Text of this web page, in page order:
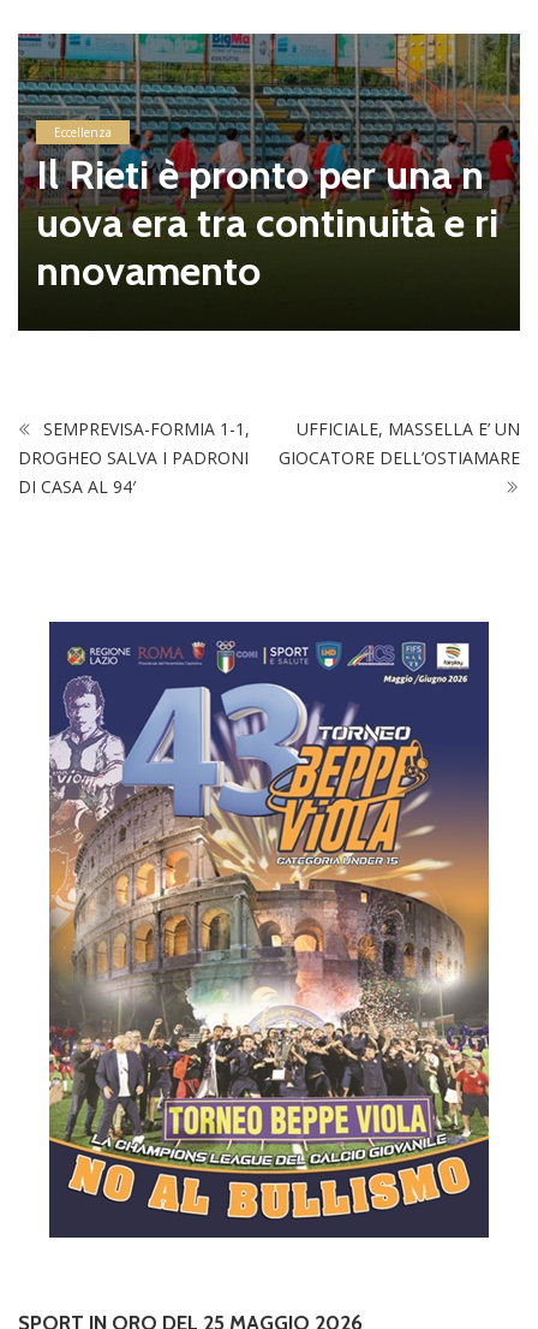
è pronto per una n
tra continuità e ri
te
are
ù
SEMPREVISA-FORMIA 1-1,
DROGHEO SALVA I PADRONI
DI CASA AL 94′
UFFICIALE, MASSELLA E’ UN
GIOCATORE DELL’OSTIAMARE